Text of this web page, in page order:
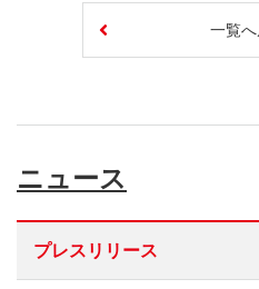
一覧へ
ニュース
プレスリリース